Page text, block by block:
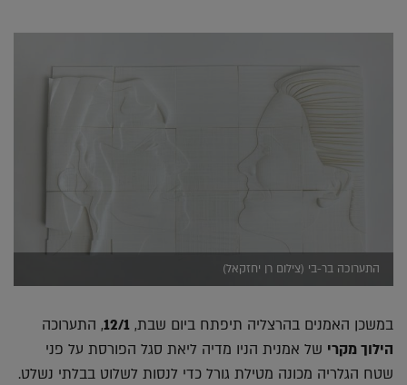
התערוכה בר-בי (צילום רן יחזקאל)
במשכן האמנים בהרצליה תיפתח ביום שבת, 12/1, התערוכה
הילוך מקרי של אמנית הניו מדיה ליאת סגל הפורסת על פני
שטח הגלריה מכונה מטילת גורל כדי לנסות לשלוט בבלתי נשלט.